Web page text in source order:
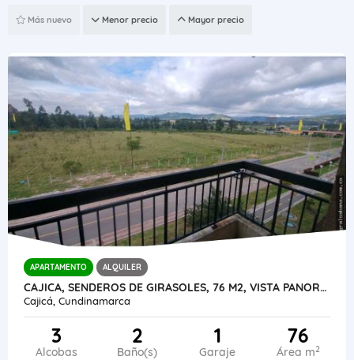
Más nuevo Menor precio Mayor precio
APARTAMENTO ALQUILER
CAJICA, SENDEROS DE GIRASOLES, 76 M2, VISTA PANORÁMICA, BALCON
Cajicá, Cundinamarca
3
Alcobas
2
Baño(s)
1
Garaje
76
Área m2